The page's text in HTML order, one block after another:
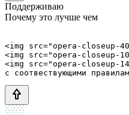
Поддерживаю
Почему это лучше чем
<img src="opera-closeup-
<img src="opera-closeup-
<img src="opera-closeup-